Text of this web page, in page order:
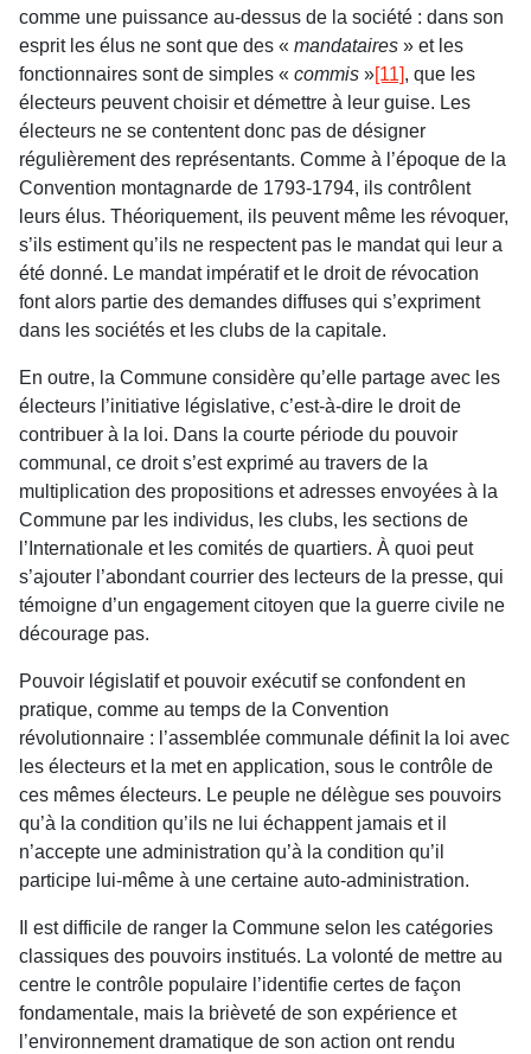
comme une puissance au-dessus de la société : dans son
esprit les élus ne sont que des « mandataires » et les
fonctionnaires sont de simples « commis »[11], que les
électeurs peuvent choisir et démettre à leur guise. Les
électeurs ne se contentent donc pas de désigner
régulièrement des représentants. Comme à l’époque de la
Convention montagnarde de 1793-1794, ils contrôlent
leurs élus. Théoriquement, ils peuvent même les révoquer,
s’ils estiment qu’ils ne respectent pas le mandat qui leur a
été donné. Le mandat impératif et le droit de révocation
font alors partie des demandes diffuses qui s’expriment
dans les sociétés et les clubs de la capitale.
En outre, la Commune considère qu’elle partage avec les
électeurs l’initiative législative, c’est-à-dire le droit de
contribuer à la loi. Dans la courte période du pouvoir
communal, ce droit s’est exprimé au travers de la
multiplication des propositions et adresses envoyées à la
Commune par les individus, les clubs, les sections de
l’Internationale et les comités de quartiers. À quoi peut
s’ajouter l’abondant courrier des lecteurs de la presse, qui
témoigne d’un engagement citoyen que la guerre civile ne
décourage pas.
Pouvoir législatif et pouvoir exécutif se confondent en
pratique, comme au temps de la Convention
révolutionnaire : l’assemblée communale définit la loi avec
les électeurs et la met en application, sous le contrôle de
ces mêmes électeurs. Le peuple ne délègue ses pouvoirs
qu’à la condition qu’ils ne lui échappent jamais et il
n’accepte une administration qu’à la condition qu’il
participe lui-même à une certaine auto-administration.
Il est difficile de ranger la Commune selon les catégories
classiques des pouvoirs institués. La volonté de mettre au
centre le contrôle populaire l’identifie certes de façon
fondamentale, mais la brièveté de son expérience et
l’environnement dramatique de son action ont rendu